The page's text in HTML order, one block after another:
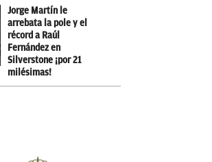
Jorge Martín le
arrebata la pole y el
récord a Raúl
Fernández en
Silverstone ¡por 21
milésimas!